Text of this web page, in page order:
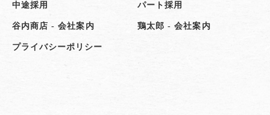
中途採用 パート採用
谷内商店 - 会社案内 鶏太郎 - 会社案内
プライバシーポリシー